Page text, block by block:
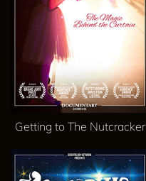
Getting to The Nutcracker